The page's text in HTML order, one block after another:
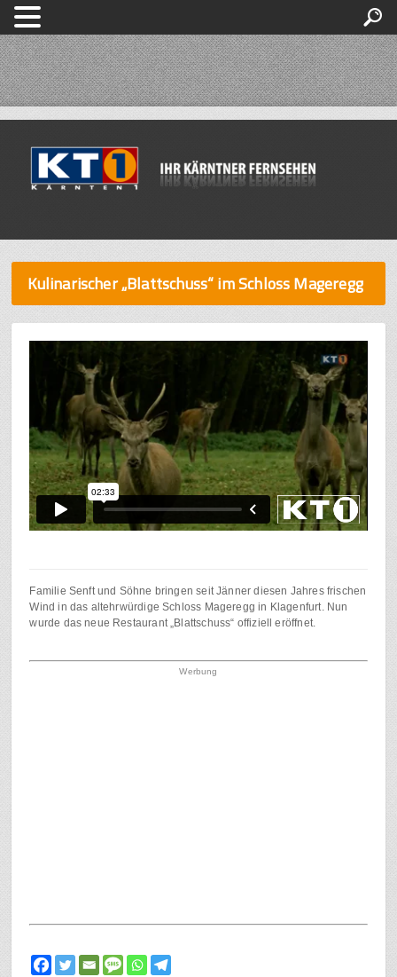
Kulinarischer „Blattschuss“ im Schloss Mageregg
Familie Senft und Söhne bringen seit Jänner diesen Jahres frischen
Wind in das altehrwürdige Schloss Mageregg in Klagenfurt. Nun
wurde das neue Restaurant „Blattschuss“ offiziell eröffnet.
Werbung